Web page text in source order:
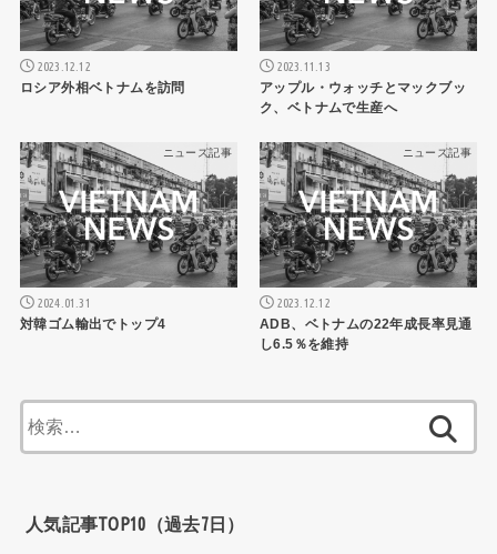
2023.12.12
ロシア外相ベトナムを訪問
2023.11.13
アップル・ウォッチとマックブッ
ク、ベトナムで生産へ
ニュース記事
2024.01.31
対韓ゴム輸出でトップ4
ニュース記事
2023.12.12
ADB、ベトナムの22年成長率見通
し6.5％を維持
索:
人気記事TOP10（過去7日）